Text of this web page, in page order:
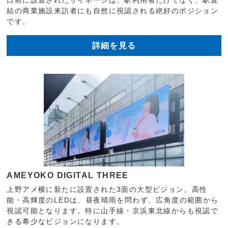
結の商業施設来訪者にも自然に視認される絶好のポジション
です。
詳細を見る
AMEYOKO DIGITAL THREE
上野アメ横に新たに設置された3面の大型ビジョン。高性
能・高輝度のLEDは、昼夜晴雨を問わず、広角度の範囲から
視認可能となります。特に山手線・京浜東北線からも視認で
きる希少なビジョンになります。